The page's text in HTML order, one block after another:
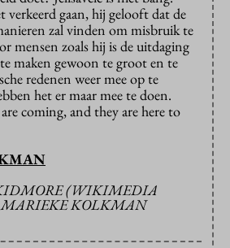
verkeerd gaan, hij gelooft dat de
zal vinden om misbruik te
mensen zoals hij is de uitdaging
maken gewoon te groot en te
redenen weer mee op te
het er maar mee te doen.
coming, and they are here to
(WIKIMEDIA
MARIEKE KOLKMAN